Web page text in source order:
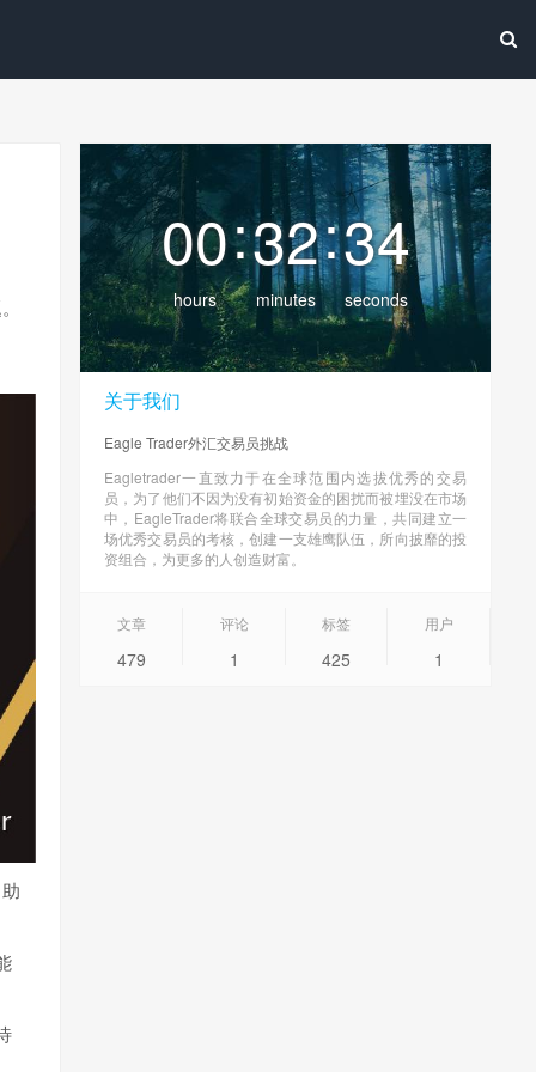
00
hours
:32
minutes
:36
seconds
关于我们
Eagle Trader外汇交易员挑战
Eagletrader一直致力于在全球范围内选拔优秀的交易
员，为了他们不因为没有初始资金的困扰而被埋没在市场
中，EagleTrader将联合全球交易员的力量，共同建立一
场优秀交易员的考核，创建一支雄鹰队伍，所向披靡的投
资组合，为更多的人创造财富。
文章
479
评论
1
标签
425
用户
1